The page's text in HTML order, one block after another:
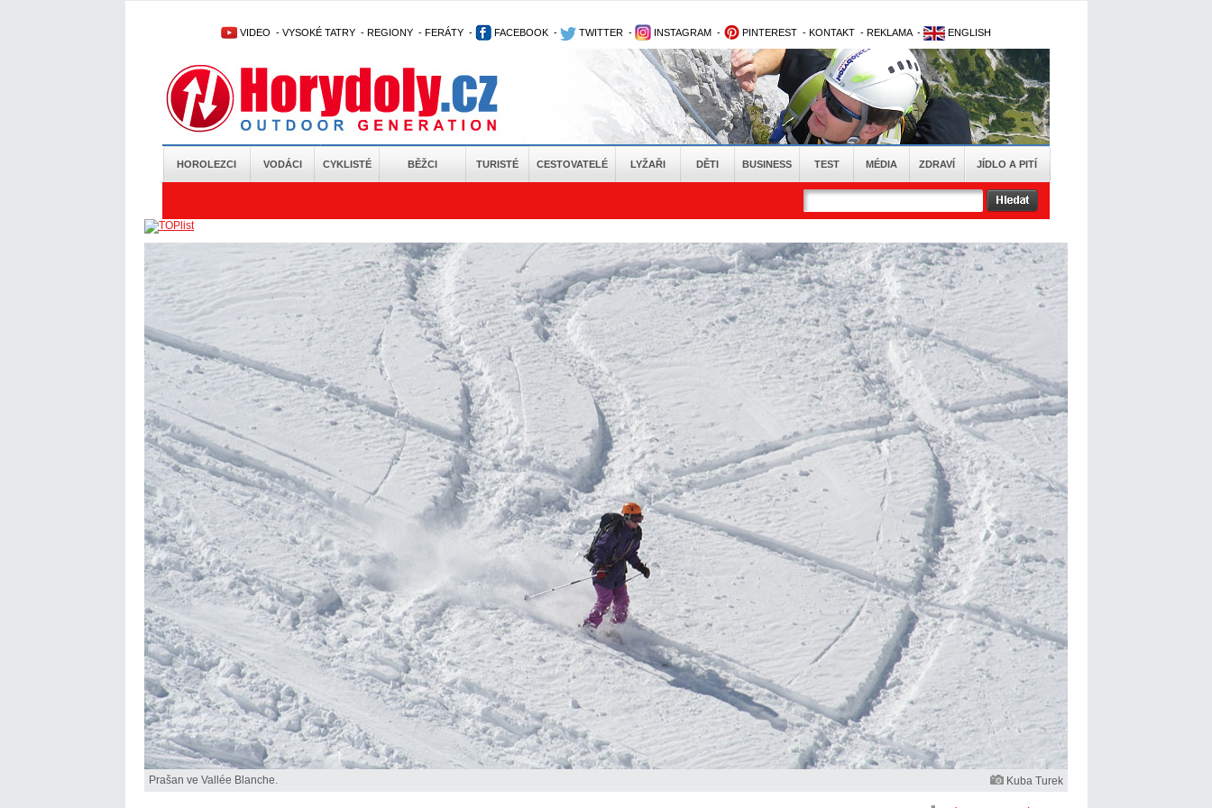
VIDEO - VYSOKÉ TATRY - REGIONY - FERÁTY - FACEBOOK - TWITTER - INSTAGRAM - PINTEREST - KONTAKT - REKLAMA - ENGLISH
HOROLEZCI VODÁCI CYKLISTÉ BĚŽCI TURISTÉ CESTOVATELÉ LYŽAŘI DĚTI BUSINESS TEST MÉDIA ZDRAVÍ JÍDLO A PITÍ
Prašan ve Vallée Blanche. Kuba Turek